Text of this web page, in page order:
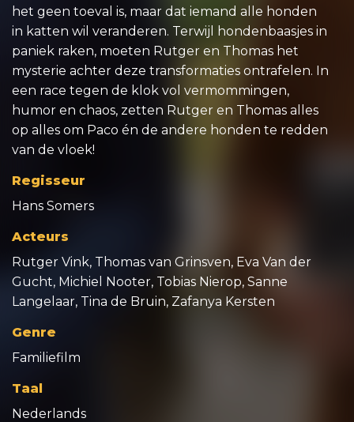
het geen toeval is, maar dat iemand alle honden
in katten wil veranderen. Terwijl hondenbaasjes in
paniek raken, moeten Rutger en Thomas het
mysterie achter deze transformaties ontrafelen. In
een race tegen de klok vol vermommingen,
humor en chaos, zetten Rutger en Thomas alles
op alles om Paco én de andere honden te redden
van de vloek!
Regisseur
Hans Somers
Acteurs
Rutger Vink, Thomas van Grinsven, Eva Van der
Gucht, Michiel Nooter, Tobias Nierop, Sanne
Langelaar, Tina de Bruin, Zafanya Kersten
Genre
Familiefilm
Taal
Nederlands